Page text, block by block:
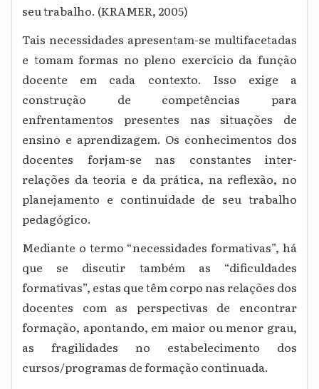
seu trabalho. (KRAMER, 2005)
Tais necessidades apresentam-se multifacetadas
e tomam formas no pleno exercício da função
docente em cada contexto. Isso exige a
construção de competências para
enfrentamentos presentes nas situações de
ensino e aprendizagem. Os conhecimentos dos
docentes forjam-se nas constantes inter-
relações da teoria e da prática, na reflexão, no
planejamento e continuidade de seu trabalho
pedagógico.
Mediante o termo “necessidades formativas”, há
que se discutir também as “dificuldades
formativas”, estas que têm corpo nas relações dos
docentes com as perspectivas de encontrar
formação, apontando, em maior ou menor grau,
as fragilidades no estabelecimento dos
cursos/programas de formação continuada.